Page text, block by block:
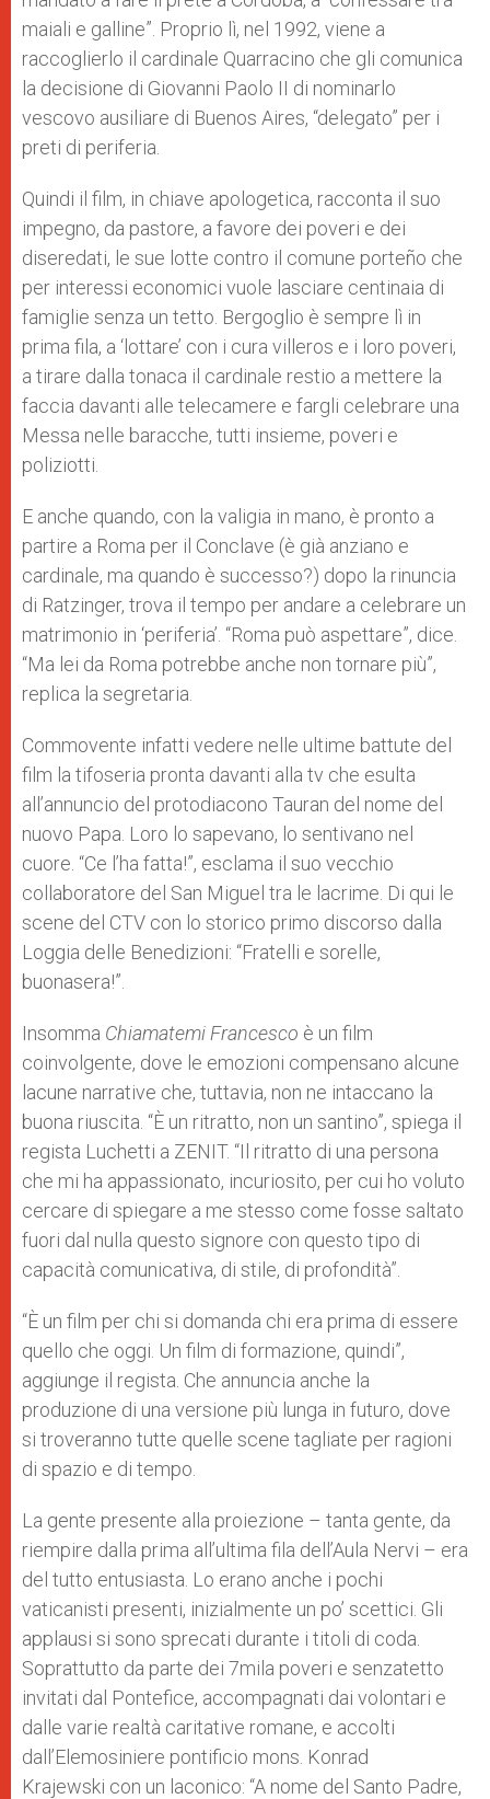
maiali e galline”. Proprio lì, nel 1992, viene a
raccoglierlo il cardinale Quarracino che gli comunica
la decisione di Giovanni Paolo II di nominarlo
vescovo ausiliare di Buenos Aires, “delegato” per i
preti di periferia.
Quindi il film, in chiave apologetica, racconta il suo
impegno, da pastore, a favore dei poveri e dei
diseredati, le sue lotte contro il comune porteño che
per interessi economici vuole lasciare centinaia di
famiglie senza un tetto. Bergoglio è sempre lì in
prima fila, a ‘lottare’ con i cura villeros e i loro poveri,
a tirare dalla tonaca il cardinale restio a mettere la
faccia davanti alle telecamere e fargli celebrare una
Messa nelle baracche, tutti insieme, poveri e
poliziotti.
E anche quando, con la valigia in mano, è pronto a
partire a Roma per il Conclave (è già anziano e
cardinale, ma quando è successo?) dopo la rinuncia
di Ratzinger, trova il tempo per andare a celebrare un
matrimonio in ‘periferia’. “Roma può aspettare”, dice.
“Ma lei da Roma potrebbe anche non tornare più”,
replica la segretaria.
Commovente infatti vedere nelle ultime battute del
film la tifoseria pronta davanti alla tv che esulta
all’annuncio del protodiacono Tauran del nome del
nuovo Papa. Loro lo sapevano, lo sentivano nel
cuore. “Ce l’ha fatta!”, esclama il suo vecchio
collaboratore del San Miguel tra le lacrime. Di qui le
scene del CTV con lo storico primo discorso dalla
Loggia delle Benedizioni: “Fratelli e sorelle,
buonasera!”.
Insomma Chiamatemi Francesco è un film
coinvolgente, dove le emozioni compensano alcune
lacune narrative che, tuttavia, non ne intaccano la
buona riuscita. “È un ritratto, non un santino”, spiega il
regista Luchetti a ZENIT. “Il ritratto di una persona
che mi ha appassionato, incuriosito, per cui ho voluto
cercare di spiegare a me stesso come fosse saltato
fuori dal nulla questo signore con questo tipo di
capacità comunicativa, di stile, di profondità”.
“È un film per chi si domanda chi era prima di essere
quello che oggi. Un film di formazione, quindi”,
aggiunge il regista. Che annuncia anche la
produzione di una versione più lunga in futuro, dove
si troveranno tutte quelle scene tagliate per ragioni
di spazio e di tempo.
La gente presente alla proiezione – tanta gente, da
riempire dalla prima all’ultima fila dell’Aula Nervi – era
del tutto entusiasta. Lo erano anche i pochi
vaticanisti presenti, inizialmente un po’ scettici. Gli
applausi si sono sprecati durante i titoli di coda.
Soprattutto da parte dei 7mila poveri e senzatetto
invitati dal Pontefice, accompagnati dai volontari e
dalle varie realtà caritative romane, e accolti
dall’Elemosiniere pontificio mons. Konrad
Krajewski con un laconico: “A nome del Santo Padre,